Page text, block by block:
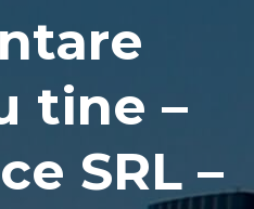
tine –
SRL –